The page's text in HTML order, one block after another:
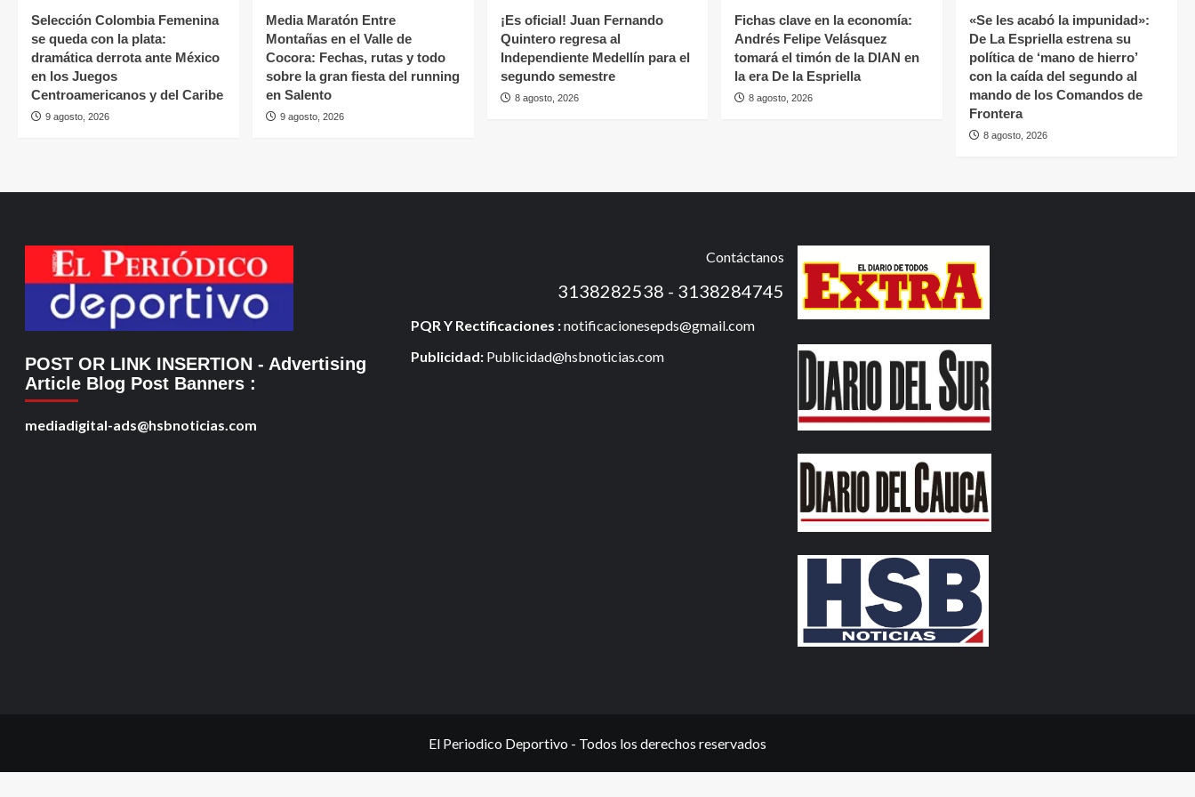
Selección Colombia Femenina
se queda con la plata:
dramática derrota ante México
en los Juegos
Centroamericanos y del Caribe
9 agosto, 2026
Media Maratón Entre
Montañas en el Valle de
Cocora: Fechas, rutas y todo
sobre la gran fiesta del running
en Salento
9 agosto, 2026
¡Es oficial! Juan Fernando
Quintero regresa al
Independiente Medellín para el
segundo semestre
8 agosto, 2026
Fichas clave en la economía:
Andrés Felipe Velásquez
tomará el timón de la DIAN en
la era De la Espriella
8 agosto, 2026
«Se les acabó la impunidad»:
De La Espriella estrena su
política de ‘mano de hierro’
con la caída del segundo al
mando de los Comandos de
Frontera
8 agosto, 2026
POST OR LINK INSERTION - Advertising
Article Blog Post Banners :
mediadigital-ads@hsbnoticias.com
Contáctanos
3138282538 - 3138284745
PQR Y Rectificaciones :notificacionesepds@gmail.com
Publicidad: Publicidad@hsbnoticias.com